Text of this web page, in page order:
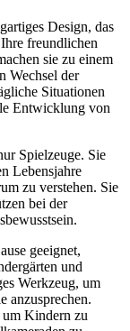
Design, das
freundlichen
sie zu einem
Wechsel der
Situationen
Entwicklung von
Spielzeuge. Sie
Lebensjahre
zu verstehen. Sie
bei der
geeignet,
und
Werkzeug, um
anzusprechen.
um Kindern zu